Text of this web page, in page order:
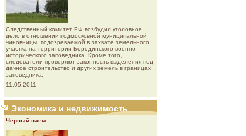
Следственный комитет РФ возбудил уголовное
дело в отношении подмосковной муниципальной
чиновницы, подозреваемой в захвате земельного
участка на территории Бородинского военно-
исторического заповедника. Кроме того,
следователи проверяют законность выделения под
дачное строительство и других земель в границах
заповедника.
11.05.2011
Экономика и недвижимость
Черный наем